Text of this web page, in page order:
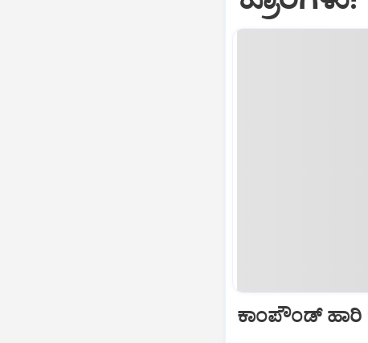
ಕಾಂಪೌಂಡ್ ಹಾರಿ